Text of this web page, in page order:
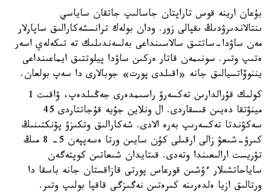
بۇعان ارينە قوس تاراپتان جاسالىپ جاتقان ساياسي
ىنتالاندىرۋدىڭ ىقپالى زور. ودان بولەك ترانسشەكارالىق ساپارلار
مەن ساۋدا-ساتتىق سالاسىنداعى بەلسەندىلىك تە تىكەلەي اسەر
ەتىپ وتىر. سونىمەن قاتار ەركىن ساۋدا پيلوتتىق ايماعىنداعى
يننوۆاتسيالىق جانە «اقىلدى پورت» جوبالارى دا سەپ بولعان.
كولىك قۇرالدارىن تەكسەرۋ راسىمدەرى جەڭىلدەپ، ۋاقىت 1
مينۋتقا دەيىن قىسقاردى. ال ونلاين جۇيە قۇجاتتاردى 45
سەكۋندتا تەكسەرىپ بەرە الادى. شەكارالىق وتكىزۋ پۋنكتىنىڭ
كىرۋ-شىعۋ زالى ارقىلى كۇن سايىن ورتا ەسەپپەن 5- 8 مىڭ
تۋريست ارالىعىندا وتەدى. قىتايدان شىعاتىن كوپتەگەن
ساياحاتشىلار ءۇشىن قورعاس پورتى قازاقستان جانە باسقا دا
ورتالىق ازيا ەلدەرىنە كىرەتىن نەگىزگى قاقپا بولىپ وتىر.